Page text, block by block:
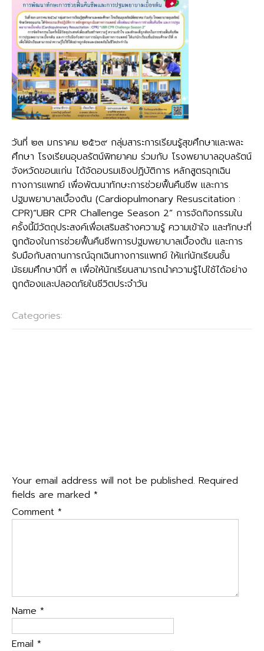
วันที่ ๒๓ มกราคม ๒๕๖๙ กลุ่มสาระการเรียนรู้สุขศึกษาและพละ
ศึกษา โรงเรียนอุบลรัตน์พิทยาคม ร่วมกับ โรงพยาบาลอุบลรัตน์
จังหวัดขอนแก่น ได้จัดอบรมเชิงปฏิบัติการ หลักสูตรฉุกเฉิน
ทางการแพทย์ เพื่อพัฒนาทักษะการช่วยฟื้นคืนชีพ และการ
ปฐมพยาบาลเบื้องต้น (Cardiopulmonary Resuscitation :
CPR)“UBR CPR Challenge Season 2” การจัดกิจกรรมใน
ครั้งนี้มีวัตถุประสงค์เพื่อเสริมสร้างความรู้ ความเข้าใจ และทักษะที่
ถูกต้องในการช่วยฟื้นคืนชีพการปฐมพยาบาลเบื้องต้น และการ
รับมือกับสถานการณ์ฉุกเฉินทางการแพทย์ ให้แก่นักเรียนชั้น
มัธยมศึกษาปีที่ ๓ เพื่อให้นักเรียนสามารถนำความรู้ไปใช้ได้อย่าง
ถูกต้องและปลอดภัยในชีวิตประจำวัน
Categories:
Your email address will not be published. Required
fields are marked *
Comment *
Name *
Email *